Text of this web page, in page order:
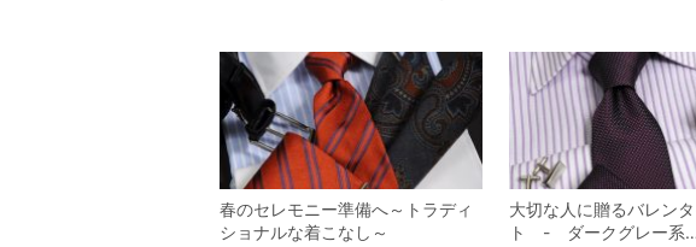
春のセレモニー準備へ～トラディ
ショナルな着こなし～
大切な人に贈るバレン
ト - ダークグレー系